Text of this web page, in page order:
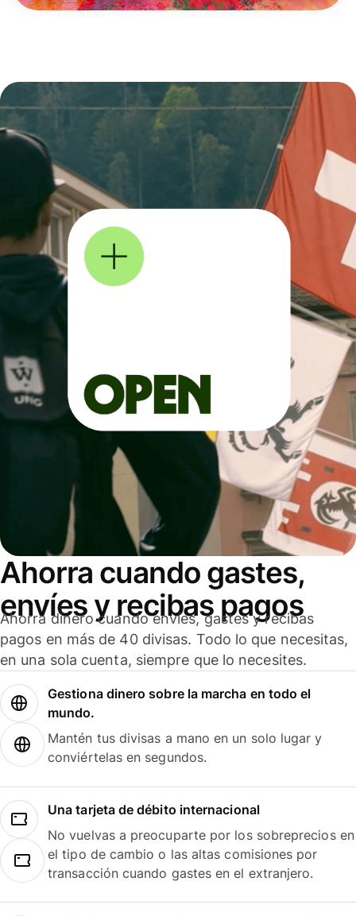
Ahorra cuando gastes,
envíes y recibas pagos
Ahorra dinero cuando envíes, gastes y recibas
pagos en más de 40 divisas. Todo lo que necesitas,
en una sola cuenta, siempre que lo necesites.
Gestiona dinero sobre la marcha en todo el
mundo.
Mantén tus divisas a mano en un solo lugar y
conviértelas en segundos.
Una tarjeta de débito internacional
No vuelvas a preocuparte por los sobreprecios en
el tipo de cambio o las altas comisiones por
transacción cuando gastes en el extranjero.